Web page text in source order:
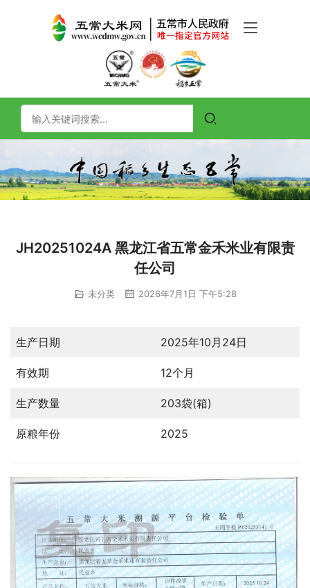
JH20251024A 黑龙江省五常金禾米业有限责
任公司
未分类 2026年7月1日 下午5:28
生产日期 2025年10月24日
有效期 12个月
生产数量 203袋(箱)
原粮年份 2025